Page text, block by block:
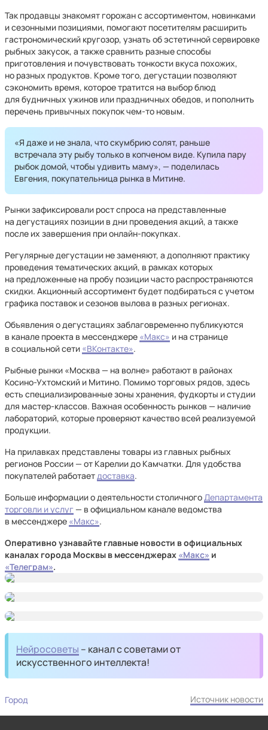
Так продавцы знакомят горожан с ассортиментом, новинками
и сезонными позициями, помогают посетителям расширить
гастрономический кругозор, узнать об эстетичной сервировке
рыбных закусок, а также сравнить разные способы
приготовления и почувствовать тонкости вкуса похожих,
но разных продуктов. Кроме того, дегустации позволяют
сэкономить время, которое тратится на выбор блюд
для будничных ужинов или праздничных обедов, и пополнить
перечень привычных покупок чем-то новым.
«Я даже и не знала, что скумбрию солят, раньше
встречала эту рыбу только в копченом виде. Купила пару
рыбок домой, чтобы удивить маму», — поделилась
Евгения, покупательница рынка в Митине.
Рынки зафиксировали рост спроса на представленные
на дегустациях позиции в дни проведения акций, а также
после их завершения при онлайн-покупках.
Регулярные дегустации не заменяют, а дополняют практику
проведения тематических акций, в рамках которых
на предложенные на пробу позиции часто распространяются
скидки. Акционный ассортимент будет подбираться с учетом
графика поставок и сезонов вылова в разных регионах.
Объявления о дегустациях заблаговременно публикуются
в канале проекта в мессенджере «Макс» и на странице
в социальной сети «ВКонтакте».
Рыбные рынки «Москва — на волне» работают в районах
Косино-Ухтомский и Митино. Помимо торговых рядов, здесь
есть специализированные зоны хранения, фудкорты и студии
для мастер-классов. Важная особенность рынков — наличие
лабораторий, которые проверяют качество всей реализуемой
продукции.
На прилавках представлены товары из главных рыбных
регионов России — от Карелии до Камчатки. Для удобства
покупателей работаетдоставка.
Больше информации о деятельности столичногоДепартамента
торговли и услуг — в официальном канале ведомства
в мессенджере «Макс».
Оперативно узнавайте главные новости в официальных
каналах города Москвы в мессенджерах «Макс» и
«Телеграм».
Нейросоветы – канал с советами от
искусственного интеллекта!
Город Источник новости